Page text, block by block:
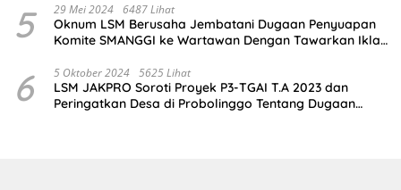
5 29 Mei 2024 6487 Lihat
Oknum LSM Berusaha Jembatani Dugaan Penyuapan
Komite SMANGGI ke Wartawan Dengan Tawarkan Iklan
6 5 Oktober 2024 5625 Lihat
LSM JAKPRO Soroti Proyek P3-TGAI T.A 2023 dan
Peringatkan Desa di Probolinggo Tentang Dugaan